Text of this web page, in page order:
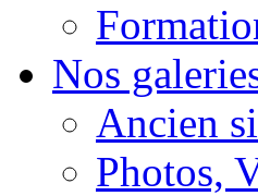
Nos
Ancien
Photos,